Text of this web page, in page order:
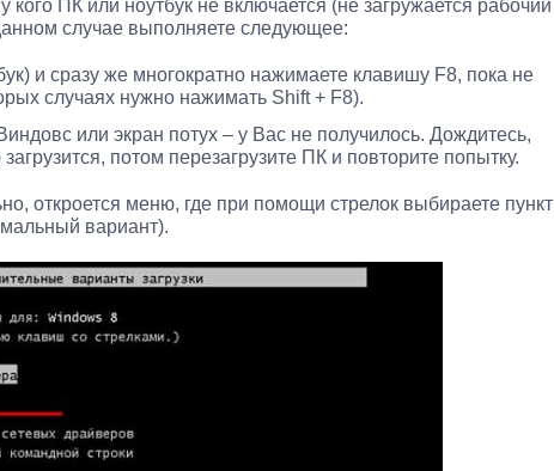
кого ПК или ноутбук не включается (не загружается рабочий
случае выполняете следующее:
и сразу же многократно нажимаете клавишу F8, пока не
случаях нужно нажимать Shift + F8).
или экран потух – у Вас не получилось. Дождитесь,
потом перезагрузите ПК и повторите попытку.
откроется меню, где при помощи стрелок выбираете пункт
вариант).